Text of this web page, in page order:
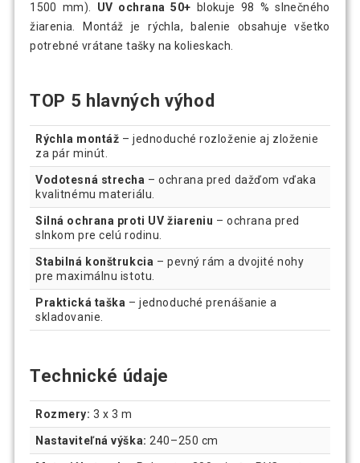
1500 mm). UV ochrana 50+ blokuje 98 % slnečného
žiarenia. Montáž je rýchla, balenie obsahuje všetko
potrebné vrátane tašky na kolieskach.
TOP 5 hlavných výhod
Rýchla montáž – jednoduché rozloženie aj zloženie
za pár minút.
Vodotesná strecha – ochrana pred dažďom vďaka
kvalitnému materiálu.
Silná ochrana proti UV žiareniu – ochrana pred
slnkom pre celú rodinu.
Stabilná konštrukcia – pevný rám a dvojité nohy
pre maximálnu istotu.
Praktická taška – jednoduché prenášanie a
skladovanie.
Technické údaje
Rozmery: 3 x 3 m
Nastaviteľná výška: 240–250 cm